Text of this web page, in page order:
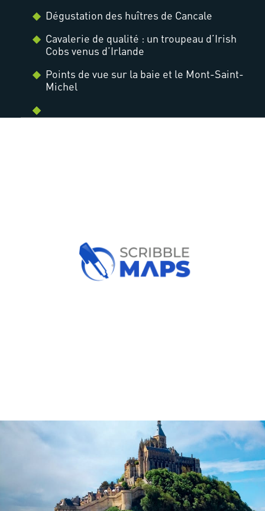
Dégustation des huîtres de Cancale
Cavalerie de qualité : un troupeau d’Irish
Cobs venus d’Irlande
Points de vue sur la baie et le Mont-Saint-
Michel